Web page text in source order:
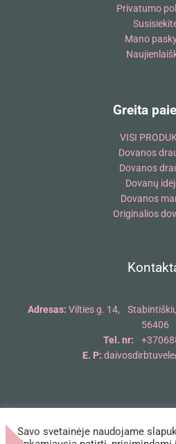
Privatumo
Mano
Greita
VISI
Dovanos
Dovanos
Dovanų
Dovanos
Originalios
Adresas: Vilties g. 14,
56406
Tel. nr:
E. P:
Copyright © 2018 - 2026 Daivos
Savo svetainėje naudojame